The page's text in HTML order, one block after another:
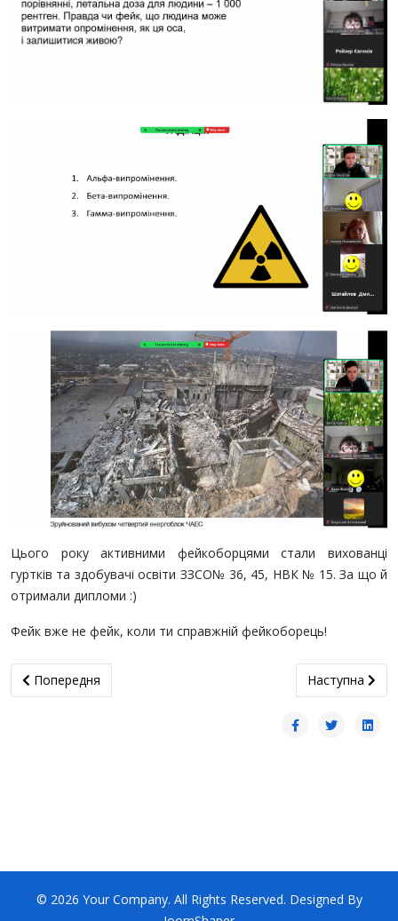
Цього року активними фейкоборцями стали вихованці
гуртків та здобувачі освіти ЗЗСО№ 36, 45, НВК № 15. За що й
отримали дипломи :)
Фейк вже не фейк, коли ти справжній фейкоборець!
Попередня стаття: До Міжнародного дня пам’яті Чорнобиля
Попередня наступна
Наступна
© 2026 Your Company. All Rights Reserved. Designed By